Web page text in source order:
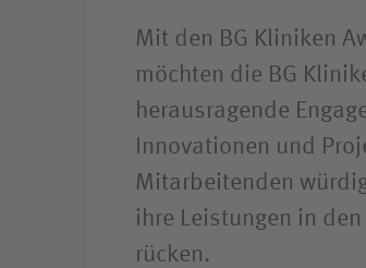
Mit den BG Kliniken
möchten die BG
herausragende
Innovationen und
Mitarbeitenden
ihre Leistungen in den
rücken.